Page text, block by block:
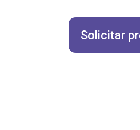
Solicitar